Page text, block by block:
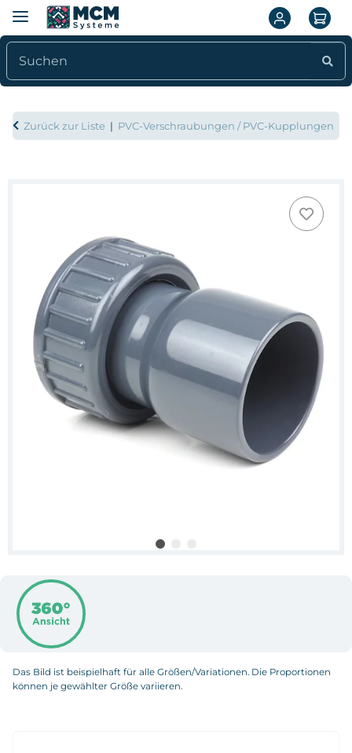
Zurück zur Liste PVC-Verschraubungen / PVC-Kupplungen
Das Bild ist beispielhaft für alle Größen/Variationen. Die Proportionen
können je gewählter Größe variieren.